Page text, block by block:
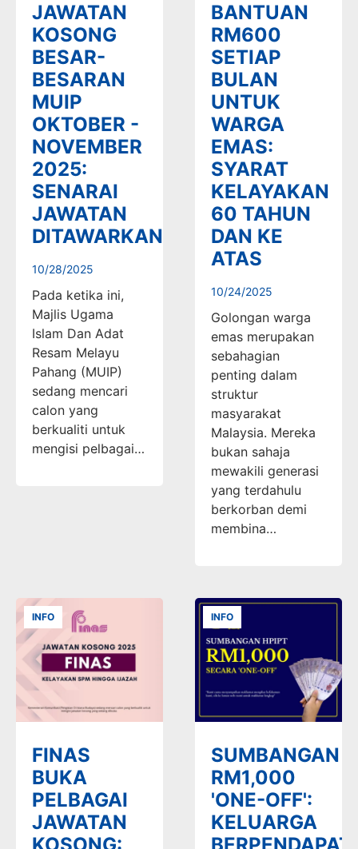
JAWATAN
KOSONG
BESAR-
BESARAN
MUIP
OKTOBER -
NOVEMBER
2025:
SENARAI
JAWATAN
DITAWARKAN
10/28/2025
Pada ketika ini,
Majlis Ugama
Islam Dan Adat
Resam Melayu
Pahang (MUIP)
sedang mencari
calon yang
berkualiti untuk
mengisi pelbagai…
BANTUAN
RM600
SETIAP
BULAN
UNTUK
WARGA
EMAS:
SYARAT
KELAYAKAN
60 TAHUN
DAN KE
ATAS
10/24/2025
Golongan warga
emas merupakan
sebahagian
penting dalam
struktur
masyarakat
Malaysia. Mereka
bukan sahaja
mewakili generasi
yang terdahulu
berkorban demi
membina…
INFO
FINAS
BUKA
PELBAGAI
JAWATAN
KOSONG:
INFO
SUMBANGAN
RM1,000
'ONE-OFF':
KELUARGA